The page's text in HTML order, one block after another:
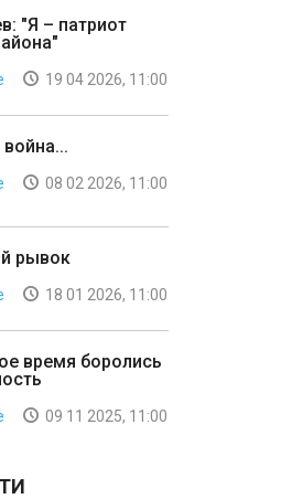
"Я – патриот
19 04 2026, 11:00
08 02 2026, 11:00
рывок
18 01 2026, 11:00
время боролись
09 11 2025, 11:00